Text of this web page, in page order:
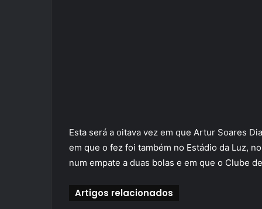
Esta será a oitava vez em que Artur Soares
em que o fez foi também no Estádio da Luz,
num empate a duas bolas e em que o Clube
Artigos relacionados